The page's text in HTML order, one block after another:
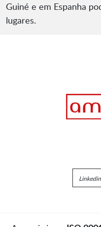
Guiné e em Espanha
lugares.
Linkedin